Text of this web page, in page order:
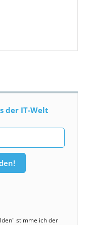
der IT-Welt
stimme ich der